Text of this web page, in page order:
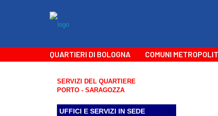
QUARTIERI DI BOLOGNA COMUNI
SERVIZI DEL QUARTIERE
PORTO - SARAGOZZA
UFFICI E SERVIZI IN SEDE